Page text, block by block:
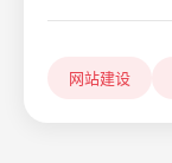
网站建设